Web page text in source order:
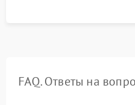
FAQ. Ответы на